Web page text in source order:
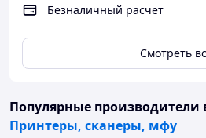
Безналичный расчет
Смотреть
Популярные производители
Принтеры, сканеры, мфу